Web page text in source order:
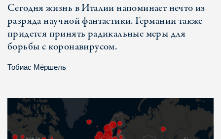
Сегодня жизнь в Италии напоминает нечто из
разряда научной фантастики. Германии также
придется принять радикальные меры для
борьбы с коронавирусом.
Тобиас Мёршель